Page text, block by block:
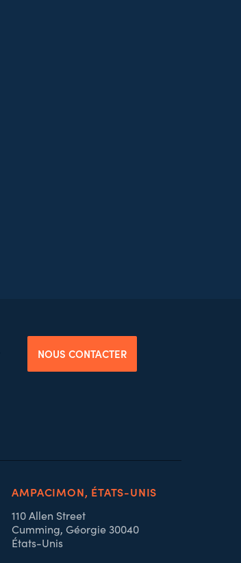
NOUS CONTACTER
AMPACIMON, ÉTATS-UNIS
110 Allen Street
Cumming, Géorgie 30040
États-Unis